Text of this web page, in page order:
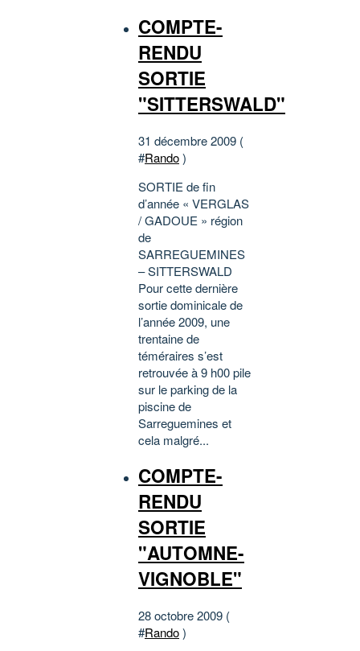
COMPTE-
RENDU
SORTIE
"SITTERSWALD"
31 décembre 2009 (
#Rando)
SORTIE de fin
d’année « VERGLAS
/ GADOUE » région
de
SARREGUEMINES
– SITTERSWALD
Pour cette dernière
sortie dominicale de
l’année 2009, une
trentaine de
téméraires s’est
retrouvée à 9 h00 pile
sur le parking de la
piscine de
Sarreguemines et
cela malgré...
COMPTE-
RENDU
SORTIE
"AUTOMNE-
VIGNOBLE"
28 octobre 2009 (
#Rando)